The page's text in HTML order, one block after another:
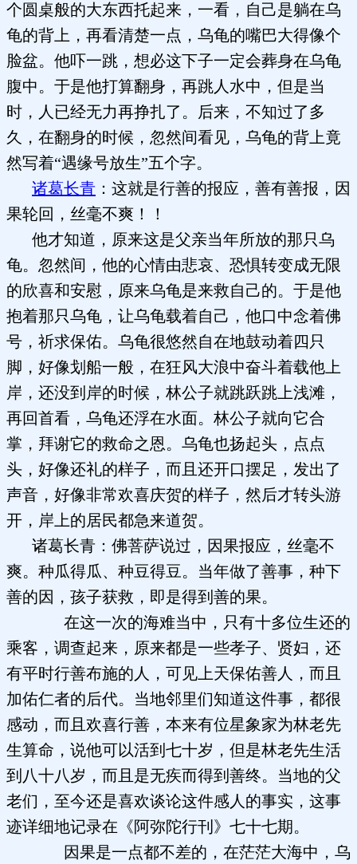
个圆桌般的大东西托起来，一看，自己是躺在乌
龟的背上，再看清楚一点，乌龟的嘴巴大得像个
脸盆。他吓一跳，想必这下子一定会葬身在乌龟
腹中。于是他打算翻身，再跳人水中，但是当
时，人已经无力再挣扎了。后来，不知过了多
久，在翻身的时候，忽然间看见，乌龟的背上竟
然写着“遇缘号放生”五个字。
诸葛长青 ：这就是行善的报应，善有善报，因
果轮回，丝毫不爽！！
他才知道，原来这是父亲当年所放的那只乌
龟。忽然间，他的心情由悲哀、恐惧转变成无限
的欣喜和安慰，原来乌龟是来救自己的。于是他
抱着那只乌龟，让乌龟载着自己，他口中念着佛
号，祈求保佑。乌龟很悠然自在地鼓动着四只
脚，好像划船一般，在狂风大浪中奋斗着载他上
岸，还没到岸的时候，林公子就跳跃跳上浅滩，
再回首看，乌龟还浮在水面。林公子就向它合
掌，拜谢它的救命之恩。乌龟也扬起头，点点
头，好像还礼的样子，而且还开口摆足，发出了
声音，好像非常欢喜庆贺的样子，然后才转头游
开，岸上的居民都急来道贺。
诸葛长青：佛菩萨说过，因果报应，丝毫不
爽。种瓜得瓜、种豆得豆。当年做了善事，种下
善的因，孩子获救，即是得到善的果。
在这一次的海难当中，只有十多位生还的
乘客，调查起来，原来都是一些孝子、贤妇，还
有平时行善布施的人，可见上天保佑善人，而且
加佑仁者的后代。当地邻里们知道这件事，都很
感动，而且欢喜行善，本来有位星象家为林老先
生算命，说他可以活到七十岁，但是林老先生活
到八十八岁，而且是无疾而得到善终。当地的父
老们，至今还是喜欢谈论这件感人的事实，这事
迹详细地记录在《阿弥陀行刊》七十七期。
因果是一点都不差的，在茫茫大海中，乌